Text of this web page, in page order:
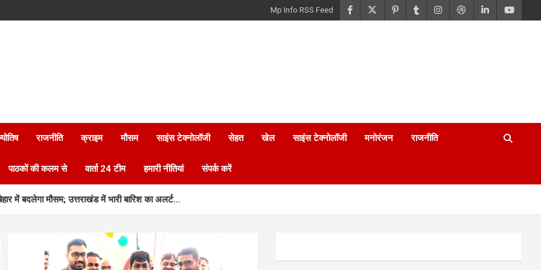
Mp Info RSS Feed
राजनीति क्राइम मौसम साइंस टेक्नोलॉजी सेहत खेल साइंस टेक्नोलॉजी मनोरंजन राजनीति
पाठकों की कलम से वार्ता 24 टीम हमारी नीतियां संपर्क करें
में बदलेगा मौसम; उत्तराखंड में भारी बारिश का अलर्ट…
की नई पहचान…